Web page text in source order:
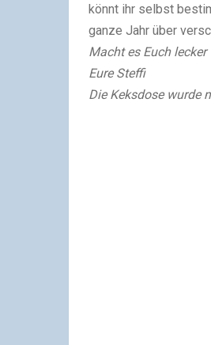
könnt ihr selbst
ganze Jahr über
Macht es Euch lecker
Eure Steffi
Die Keksdose wurde